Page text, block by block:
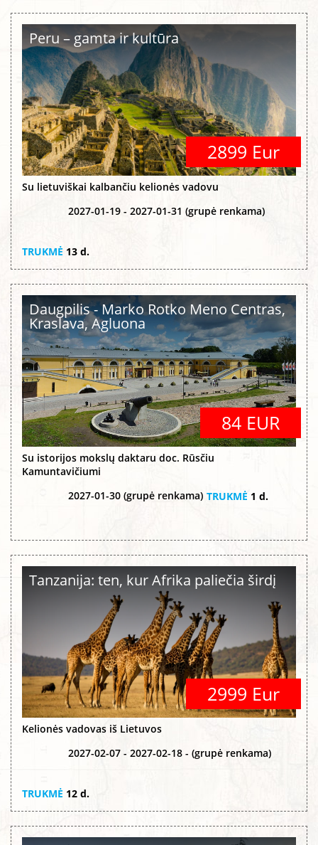
Peru – gamta ir kultūra
2899 Eur
Su lietuviškai kalbančiu kelionės vadovu
2027-01-19 - 2027-01-31 (grupė renkama)
TRUKMĖ 13 d.
Daugpilis - Marko Rotko Meno Centras,
Kraslava, Agluona
84 EUR
Su istorijos mokslų daktaru doc. Rūsčiu
Kamuntavičiumi
2027-01-30 (grupė renkama) TRUKMĖ 1 d.
Tanzanija: ten, kur Afrika paliečia širdį
2999 Eur
Kelionės vadovas iš Lietuvos
2027-02-07 - 2027-02-18 - (grupė renkama)
TRUKMĖ 12 d.